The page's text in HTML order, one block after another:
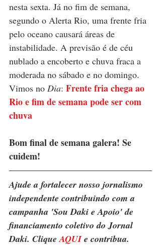
nesta sexta. Já no fim de semana,
segundo o Alerta Rio, uma frente fria
pelo oceano causará áreas de
instabilidade. A previsão é de céu
nublado a encoberto e chuva fraca a
moderada no sábado e no domingo.
Vimos no Dia: Frente fria chega ao
Rio e fim de semana pode ser com
chuva
Bom final de semana galera! Se
cuidem!
Ajude a fortalecer nosso jornalismo
independente contribuindo com a
campanha 'Sou Daki e Apoio' de
financiamento coletivo do Jornal
Daki. Clique AQUI e contribua.